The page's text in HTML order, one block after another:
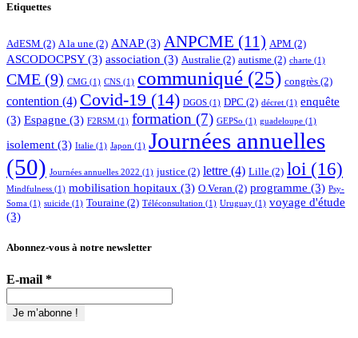
Etiquettes
AdESM (2) A la une (2) ANAP(3) ANPCME (11) APM (2)
ASCODOCPSY(3) association (3) Australie (2) autisme (2) charte (1)
CME (9) CMG (1) CNS (1) communiqué (25) congrès (2)
contention (4) Covid-19 (14) DGOS (1) DPC (2) décret (1) enquête
(3) Espagne (3) F2RSM (1) formation (7) GEPSo (1) guadeloupe (1)
isolement (3) Italie (1) Japon (1) Journées annuelles
(50) Journées annuelles 2022 (1) justice (2) lettre (4) Lille (2) loi (16)
Mindfulness (1) mobilisation hopitaux (3) O.Veran (2) programme (3) Psy-
Soma (1) suicide (1) Touraine (2) Téléconsultation (1) Uruguay (1) voyage d'étude
(3)
Abonnez-vous à notre newsletter
E-mail *